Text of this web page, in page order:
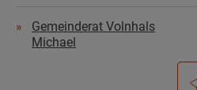
Gemeinderat Volnhals
Michael